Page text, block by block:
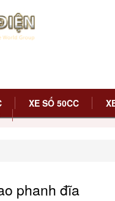
XE SỐ 50CC
phanh đĩa